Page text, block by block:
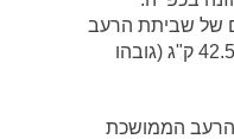
של שביתת הרעב
בצינוק המשקל שלו ירד עד 42.5 ק"ג (גובהו
הממושכת